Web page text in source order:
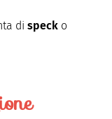
di speck o